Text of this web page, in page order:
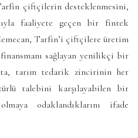
çiftçilerin desteklenmesini,
faaliyete geçen bir fintek
Tarfin’i çiftçilere üretim
sağlayan yenilikçi bir
tarım tedarik zincirinin her
talebini karşılayabilen bir
odaklandıklarını ifade